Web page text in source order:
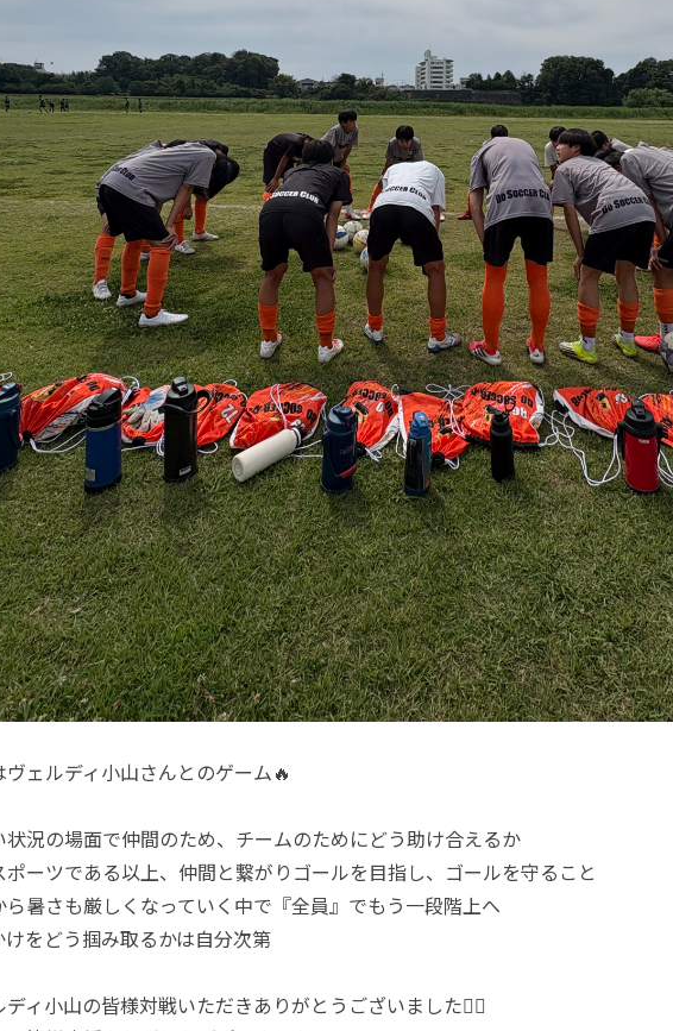
ヴェルディ小山さんとのゲーム🔥
状況の場面で仲間のため、チームのためにどう助け合えるか
ポーツである以上、仲間と繋がりゴールを目指し、ゴールを守ること
ら暑さも厳しくなっていく中で『全員』でもう一段階上へ
けをどう掴み取るかは自分次第
ディ小山の皆様対戦いただきありがとうございました🙇‍♂️